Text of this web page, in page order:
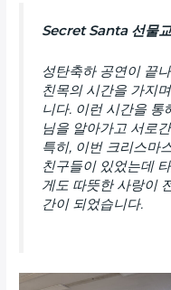
Secret Santa 선물
성탄축하 공연이 끝
친목의 시간을 가지
니다. 이런 시간을
님을 알아가고 서로
특히, 이번 크리스마
친구들이 있었는데
게도 따뜻한 사랑이
간이 되었습니다.